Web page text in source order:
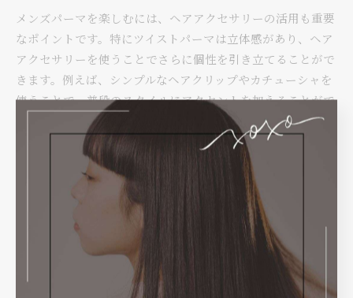
メンズパーマを楽しむには、ヘアアクセサリーの活用も重要
なポイントです。特にツイストパーマは立体感があり、ヘア
アクセサリーを使うことでさらに個性を引き立てることがで
きます。例えば、シンプルなヘアクリップやカチューシャを
使うことで、普段のスタイルにアクセントを加えることがで
きます。また、ヘアバンドを使えば、スポーティーな印象を
演出することが可能です。これらのアクセサリーは、髪を整
えるだけでなく、髪のダメージを防ぐ効果もあります。さら
に、スタイリング時間の短縮にもつながり、忙しい朝でも簡
単にセットできます。このように、ヘアアクセサリーを上手
に取り入れることで、日々のスタイリングがより楽しく、そ
して多様な表現が可能になります。
長岡市で信頼できる美容師との出会い方